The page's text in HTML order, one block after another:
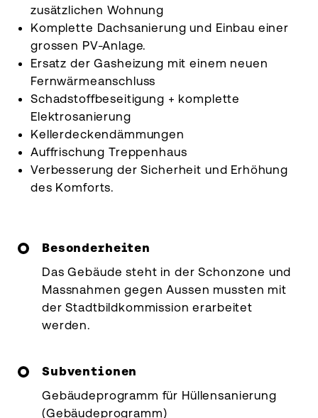
zusätzlichen Wohnung
Komplette Dachsanierung und Einbau einer
grossen PV-Anlage.
Ersatz der Gasheizung mit einem neuen
Fernwärmeanschluss
Schadstoffbeseitigung + komplette
Elektrosanierung
Kellerdeckendämmungen
Auffrischung Treppenhaus
Verbesserung der Sicherheit und Erhöhung
des Komforts.
Besonderheiten
Das Gebäude steht in der Schonzone und
Massnahmen gegen Aussen mussten mit
der Stadtbildkommission erarbeitet
werden.
Subventionen
Gebäudeprogramm für Hüllensanierung
(Gebäudeprogramm)